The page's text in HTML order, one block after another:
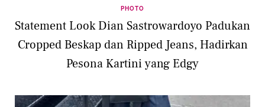
PHOTO
Statement Look Dian Sastrowardoyo Padukan
Cropped Beskap dan Ripped Jeans, Hadirkan
Pesona Kartini yang Edgy